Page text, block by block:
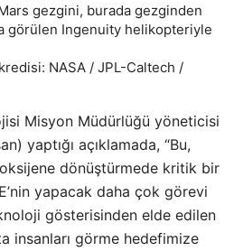
gezgini, burada gezginden
görülen Ingenuity helikopteriyle
NASA / JPL-Caltech /
Misyon Müdürlüğü yöneticisi
yaptığı açıklamada, “Bu,
dönüştürmede kritik bir
yapacak daha çok görevi
gösterisinden elde edilen
insanları görme hedefimize